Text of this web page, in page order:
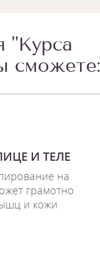
"Курса
сможете:
И ТЕЛЕ
на
грамотно
и кожи